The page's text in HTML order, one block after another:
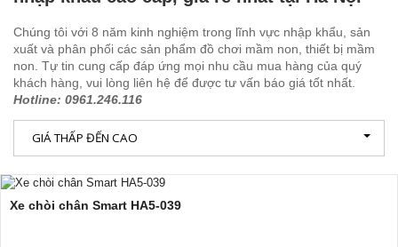
Chúng tôi với 8 năm kinh nghiệm trong lĩnh vực nhập khẩu, sản
xuất và phân phối các sản phẩm đồ chơi mầm non, thiết bị mầm
non. Tự tin cung cấp đáp ứng mọi nhu cầu mua hàng của quý
khách hàng, vui lòng liên hệ để được tư vấn báo giá tốt nhất.
Hotline: 0961.246.116
GIÁ THẤP ĐẾN CAO
Xe chòi chân Smart HA5-039